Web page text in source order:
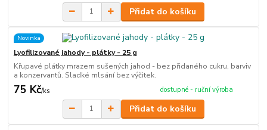
Přidat do košíku
Novinka
Lyofilizované jahody - plátky - 25 g
Křupavé plátky mrazem sušených jahod - bez přidaného cukru, barviv
a konzervantů. Sladké mlsání bez výčitek.
75 Kč/ks dostupné - ruční výroba
Přidat do košíku